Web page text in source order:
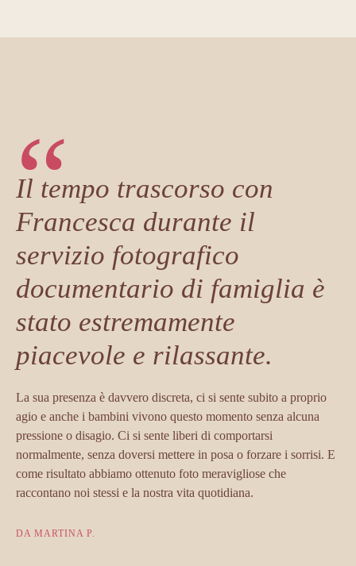
“
Il tempo trascorso con
Francesca durante il
servizio fotografico
documentario di famiglia è
stato estremamente
piacevole e rilassante.
La sua presenza è davvero discreta, ci si sente subito a proprio
agio e anche i bambini vivono questo momento senza alcuna
pressione o disagio. Ci si sente liberi di comportarsi
normalmente, senza doversi mettere in posa o forzare i sorrisi. E
come risultato abbiamo ottenuto foto meravigliose che
raccontano noi stessi e la nostra vita quotidiana.
DA MARTINA P.